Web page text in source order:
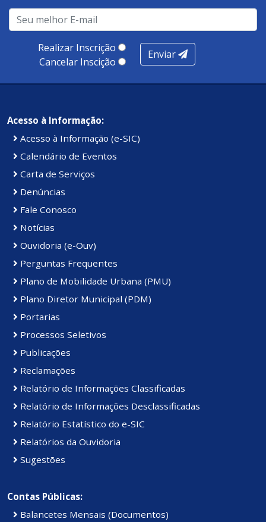
Realizar Inscrição
Cancelar Inscição
Enviar
Acesso à Informação:
Acesso à Informação (e-SIC)
Calendário de Eventos
Carta de Serviços
Denúncias
Fale Conosco
Notícias
Ouvidoria (e-Ouv)
Perguntas Frequentes
Plano de Mobilidade Urbana (PMU)
Plano Diretor Municipal (PDM)
Portarias
Processos Seletivos
Publicações
Reclamações
Relatório de Informações Classificadas
Relatório de Informações Desclassificadas
Relatório Estatístico do e-SIC
Relatórios da Ouvidoria
Sugestões
Contas Públicas:
Balancetes Mensais (Documentos)